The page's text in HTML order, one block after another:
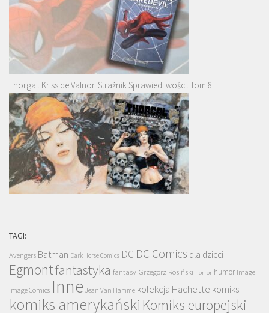
Thorgal. Kriss de Valnor. Strażnik Sprawiedliwości. Tom 8
TAGI:
Avengers Batman Dark Horse Comics DC DC Comics dla dzieci
Egmontfantastyka fantasy Grzegorz Rosiński horror humor Image
Image Comics Inne Jean Van Hamme kolekcja Hachette komiks
komiks amerykański Komiks europejski